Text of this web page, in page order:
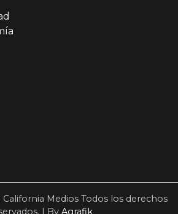
Medios Todos los derechos
| By Agrafik